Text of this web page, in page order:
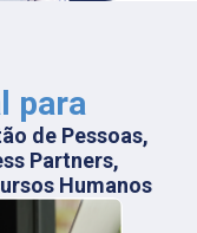
para
de Pessoas,
Partners,
Humanos​